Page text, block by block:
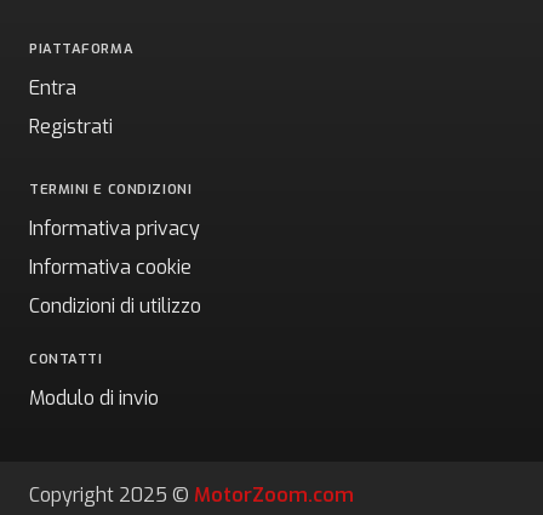
PIATTAFORMA
Entra
Registrati
TERMINI E CONDIZIONI
Informativa privacy
Informativa cookie
Condizioni di utilizzo
CONTATTI
Modulo di invio
Copyright 2025 © MotorZoom.com